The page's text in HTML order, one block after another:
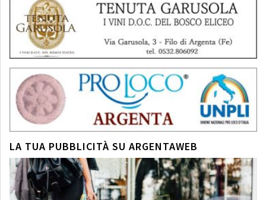
LA TUA PUBBLICITÀ SU ARGENTAWEB